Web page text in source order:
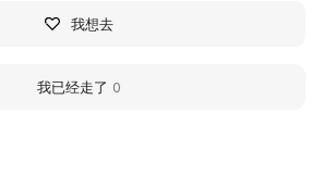
我想去
我已经走了 0